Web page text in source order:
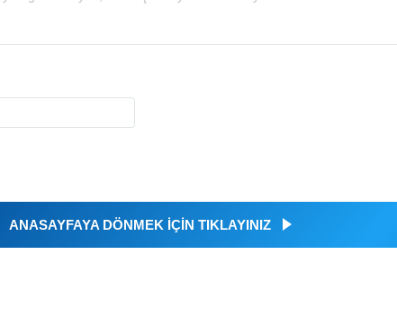
ANASAYFAYA DÖNMEK İÇİN TIKLAYINIZ